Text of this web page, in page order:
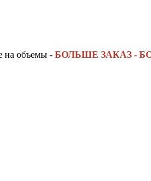
на объемы - БОЛЬШЕ ЗАКАЗ -